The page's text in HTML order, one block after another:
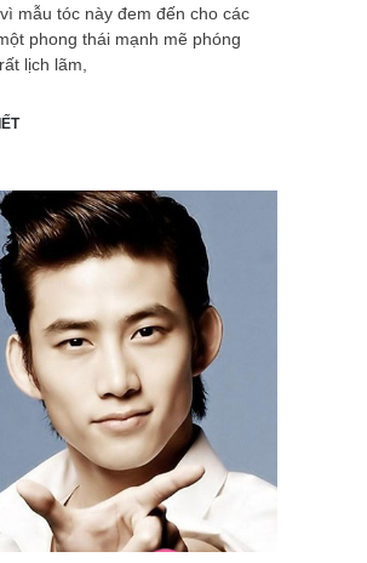
mẫu tóc này đem đến cho các
phong thái mạnh mẽ phóng
lịch lãm,